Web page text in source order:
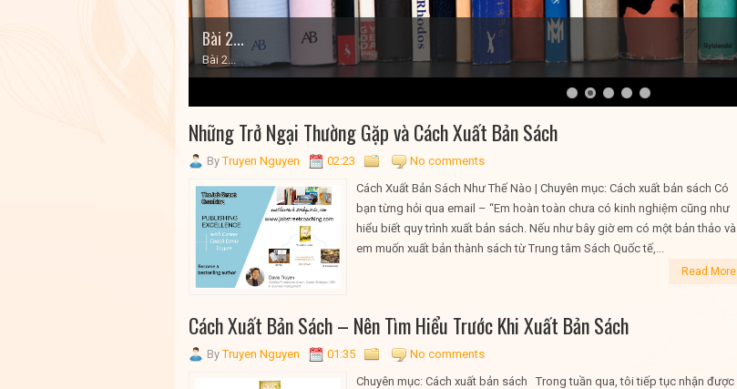
Bài 2...
Bài 2...
Những Trở Ngại Thường Gặp và Cách Xuất Bản Sách
ByTruyen Nguyen 02:23
No comments
Cách Xuất Bản Sách Như Thế Nào | Chuyên mục: Cách xuất bản sách Có
bạn từng hỏi qua email – “Em hoàn toàn chưa có kinh nghiệm cũng như
hiểu biết quy trình xuất bản sách. Nếu như bây giờ em có một bản thảo và
em muốn xuất bản thành sách từ Trung tâm Sách Quốc tế,...
Read More
Cách Xuất Bản Sách – Nên Tìm Hiểu Trước Khi Xuất Bản Sách
ByTruyen Nguyen 01:35
No comments
Chuyên mục: Cách xuất bản sách Trong tuần qua, tôi tiếp tục nhận được